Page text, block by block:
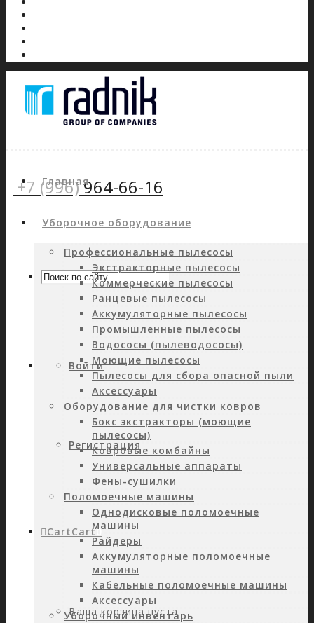
+7 (996)964-66-16
Войти
Регистрация
CartCart0
Ваша корзина пуста.
Главная
Уборочное оборудование
Профессиональные пылесосы
Экстракторные пылесосы
Коммерческие пылесосы
Ранцевые пылесосы
Аккумуляторные пылесосы
Промышленные пылесосы
Водососы (пылеводососы)
Моющие пылесосы
Пылесосы для сбора опасной пыли
Аксессуары
Оборудование для чистки ковров
Бокс экстракторы (моющие
пылесосы)
Ковровые комбайны
Универсальные аппараты
Фены-сушилки
Поломоечные машины
Однодисковые поломоечные
машины
Райдеры
Аккумуляторные поломоечные
машины
Кабельные поломоечные машины
Аксессуары
Уборочный инвентарь